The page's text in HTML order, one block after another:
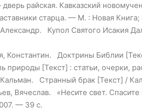
райская. Кавказский
старца. — М. : Новая
Купол Святого Исакия
Константин. Доктрины Библии
природы [Текст] : статьи, очерки,
Странный брак [Текст] /
Вячеслав. «Несите свет.
— 39 с.